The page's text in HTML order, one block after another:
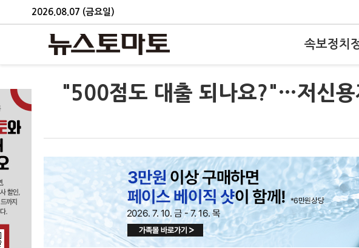
2026.08.07 (금요일)
속보정치
"500점도 대출 되나요?"…저신용